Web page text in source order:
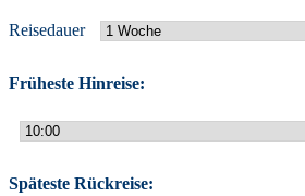
Reisedauer
Früheste Hinreise:
Späteste Rückreise: